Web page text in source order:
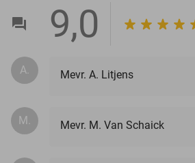
9,0
A. Mevr. A. Litjens
M. Mevr. M. Van Schaick